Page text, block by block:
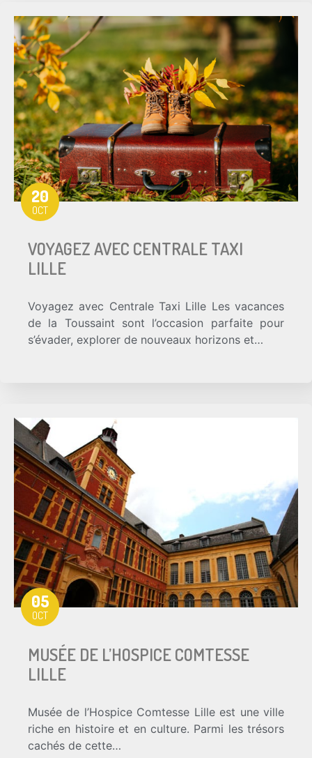
20
OCT
VOYAGEZ AVEC CENTRALE TAXI
LILLE
Voyagez avec Centrale Taxi Lille Les vacances
de la Toussaint sont l’occasion parfaite pour
s’évader, explorer de nouveaux horizons et…
05
OCT
MUSÉE DE L’HOSPICE COMTESSE
LILLE
Musée de l’Hospice Comtesse Lille est une ville
riche en histoire et en culture. Parmi les trésors
cachés de cette…